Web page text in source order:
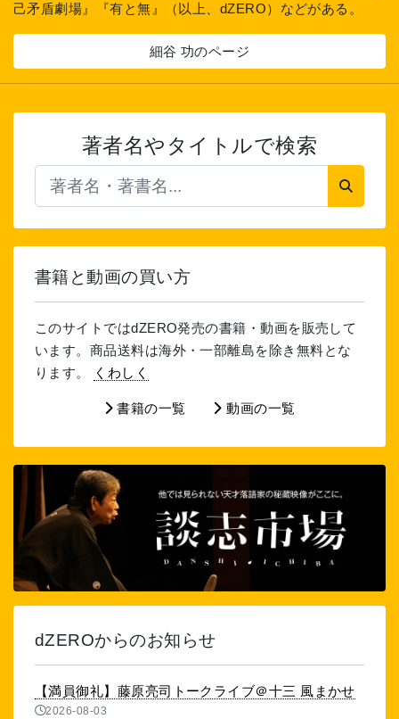
己矛盾劇場』『有と無』（以上、dZERO）などがある。
細谷 功のページ
著者名やタイトルで検索
書籍と動画の買い方
このサイトではdZERO発売の書籍・動画を販売して
います。商品送料は海外・一部離島を除き無料とな
ります。
くわしく
書籍の一覧 動画の一覧
dZEROからのお知らせ
【満員御礼】藤原亮司トークライブ＠十三 風まかせ
2026-08-03